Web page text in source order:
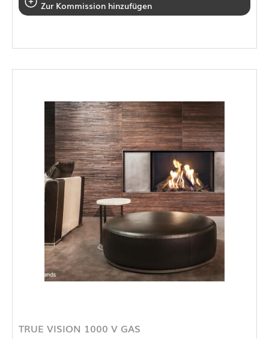
Zur Kommission hinzufügen
TRUE VISION 1000 V GAS